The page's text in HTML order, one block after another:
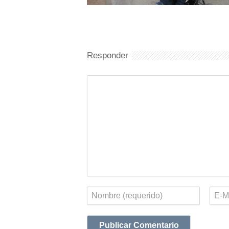
Responder
Nombre